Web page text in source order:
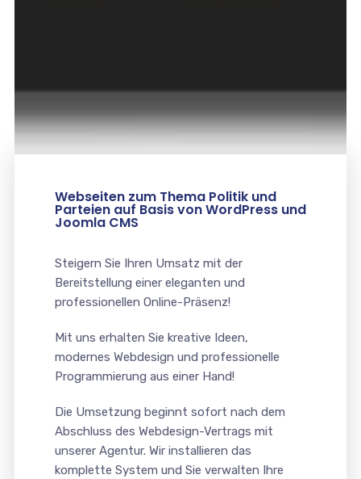
Webseiten zum Thema Politik und
Parteien auf Basis von WordPress und
Joomla CMS
Steigern Sie Ihren Umsatz mit der
Bereitstellung einer eleganten und
professionellen Online-Präsenz!
Mit uns erhalten Sie kreative Ideen,
modernes Webdesign und professionelle
Programmierung aus einer Hand!
Die Umsetzung beginnt sofort nach dem
Abschluss des Webdesign-Vertrags mit
unserer Agentur. Wir installieren das
komplette System und Sie verwalten Ihre